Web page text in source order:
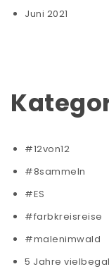
Juni 2021
#12von12
#8sammeln
#ES
#farbkreisreise
#malenimwald
5 Jahre